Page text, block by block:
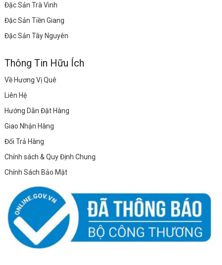
Đặc Sản Trà Vinh
Đặc Sản Tiền Giang
Đặc Sản Tây Nguyên
Thông Tin Hữu Ích
Về Hương Vị Quê
Liên Hệ
Hướng Dẫn Đặt Hàng
Giao Nhận Hàng
Đổi Trả Hàng
Chính sách & Quy Định Chung
Chính Sách Bảo Mật